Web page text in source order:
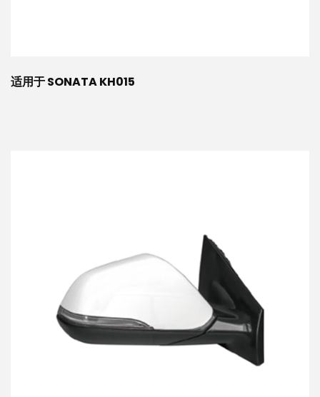
适用于 SONATA KH015